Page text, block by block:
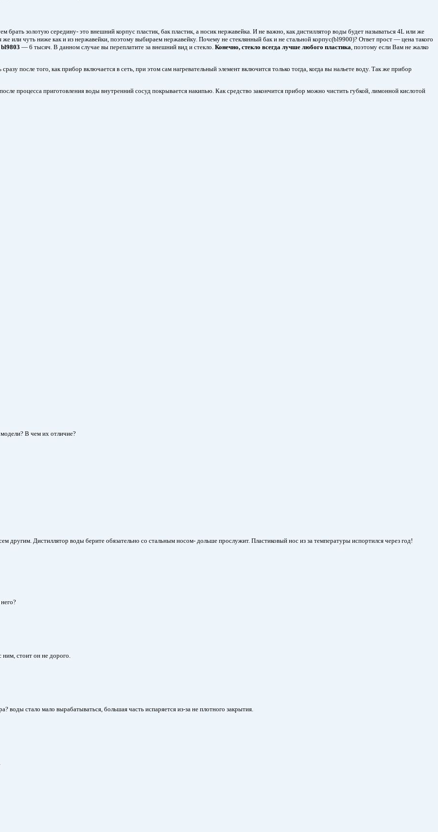
золотую середину- это внешний корпус пластик, бак пластик, а носик нержавейка. И не важно, как дистиллятор воды будет называться 4L или же
или чуть ниже как и из нержавейки, поэтому выбираем нержавейку. Почему не стеклянный бак и не стальной корпус(bl9900)? Ответ прост — цена такого
— 6 тысяч. В данном случае вы переплатите за внешний вид и стекло. Конечно, стекло всегда лучше любого пластика, поэтому если Вам не жалко
после того, как прибор включается в сеть, при этом сам нагревательный элемент включится только тогда, когда вы нальете воду. Так же прибор
процесса приготовления воды внутренний сосуд покрывается накипью. Как средство закончится прибор можно чистить губкой, лимонной кислотой
В чем их отличие?
другим. Дистиллятор воды берите обязательно со стальным носом- дольше прослужит. Пластиковый нос из за температуры испортился через год!
стоит он не дорого.
стало мало вырабатываться, большая часть испаряется из-за не плотного закрытия.